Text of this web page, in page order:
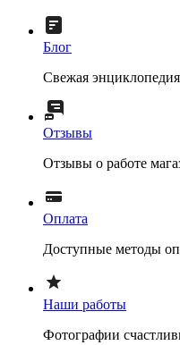
Блог
Свежая
Отзывы
Отзывы о работе
Оплата
Доступные методы
Наши работы
Фотографии